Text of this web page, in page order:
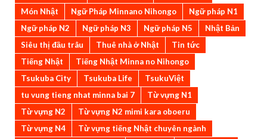
Món Nhật
Ngữ Pháp Minnano Nihongo
Ngữ pháp N1
Ngữ pháp N2
Ngữ pháp N3 Ngữ pháp N5
Nhật Bản
Siêu thị đầu trâu
Thuê nhà ở Nhật
Tin tức
Tiếng Nhật
Tiếng Nhật Minna no Nihongo
Tsukuba City
Tsukuba Life
TsukuViệt
tu vung tieng nhat minna bai 7
Từ vựng N1
Từ vựng N2
Từ vựng N2 mimi kara oboeru
Từ vựng N4
Từ vựng tiếng Nhật chuyên ngành